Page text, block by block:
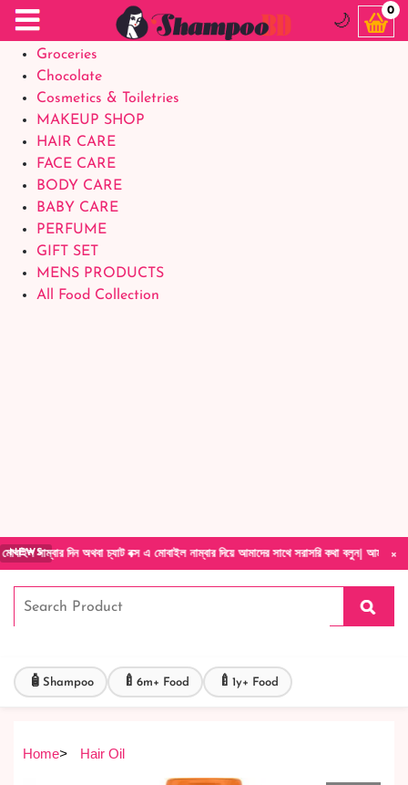
Food Supplements
Baby Foods
Groceries
Chocolate
Cosmetics & Toiletries
MAKEUP SHOP
HAIR CARE
FACE CARE
BODY CARE
BABY CARE
PERFUME
GIFT SET
MENS PRODUCTS
All Food Collection
×
NEWSচ্যাট বক্স এ মোবাইল নাম্বার দিয়ে আমাদের সাথে সরাসরি কথা বলুন| আমাদের যেকোনো
🌙
0
🧴 Shampoo 🍼 6m+ Food 🍼 1y+ Food
Home> Hair Oil